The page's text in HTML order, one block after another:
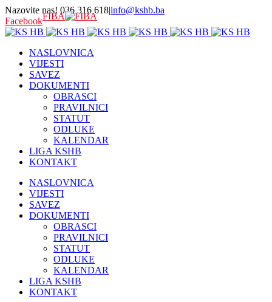
Nazovite nas! 036 316 618|info@kshb.ba
FacebookFIBA
NASLOVNICA
VIJESTI
SAVEZ
DOKUMENTI
OBRASCI
PRAVILNICI
STATUT
ODLUKE
KALENDAR
LIGA KSHB
KONTAKT
NASLOVNICA
VIJESTI
SAVEZ
DOKUMENTI
OBRASCI
PRAVILNICI
STATUT
ODLUKE
KALENDAR
LIGA KSHB
KONTAKT